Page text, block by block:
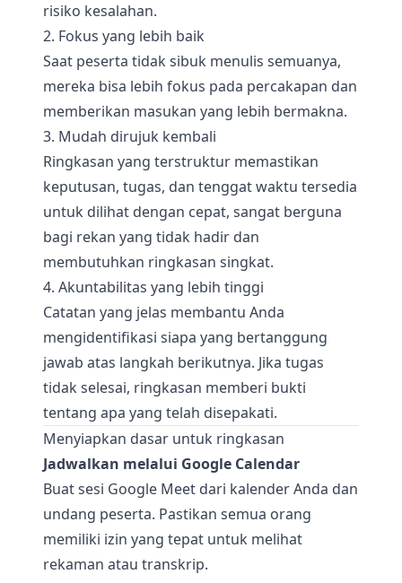
risiko kesalahan.
2. Fokus yang lebih baik
Saat peserta tidak sibuk menulis semuanya,
mereka bisa lebih fokus pada percakapan dan
memberikan masukan yang lebih bermakna.
3. Mudah dirujuk kembali
Ringkasan yang terstruktur memastikan
keputusan, tugas, dan tenggat waktu tersedia
untuk dilihat dengan cepat, sangat berguna
bagi rekan yang tidak hadir dan
membutuhkan ringkasan singkat.
4. Akuntabilitas yang lebih tinggi
Catatan yang jelas membantu Anda
mengidentifikasi siapa yang bertanggung
jawab atas langkah berikutnya. Jika tugas
tidak selesai, ringkasan memberi bukti
tentang apa yang telah disepakati.
Menyiapkan dasar untuk ringkasan
Jadwalkan melalui Google Calendar
Buat sesi Google Meet dari kalender Anda dan
undang peserta. Pastikan semua orang
memiliki izin yang tepat untuk melihat
rekaman atau transkrip.